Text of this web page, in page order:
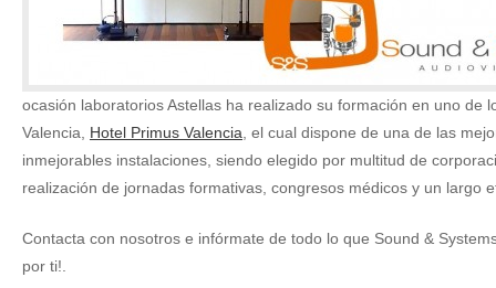
ocasión laboratorios Astellas ha realizado su formación en uno de
Valencia, Hotel Primus Valencia, el cual dispone de una de las
inmejorables instalaciones, siendo elegido por multitud de
realización de jornadas formativas, congresos médicos y un largo
Contacta con nosotros e infórmate de todo lo que Sound &
por ti!.